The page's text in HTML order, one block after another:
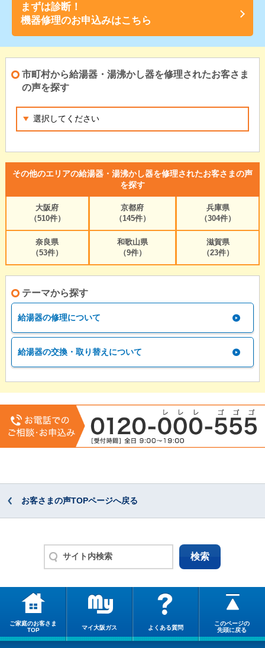
まずは診断！
機器修理のお申込みはこちら
市町村から給湯器・湯沸かし器を修理されたお客さま
の声を探す
その他のエリアの給湯器・湯沸かし器を修理されたお客さまの声
を探す
大阪府
（510件）
京都府
（145件）
兵庫県
（304件）
奈良県
（53件）
和歌山県
（9件）
滋賀県
（23件）
テーマから探す
給湯器の修理について
給湯器の交換・取り替えについて
お客さまの声TOPページへ戻る
ご家庭のお客さま
TOP
マイ大阪ガス よくある質問
このページの
先頭に戻る